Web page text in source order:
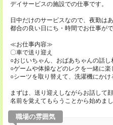
デイサービスの施設での仕事です。
日中だけのサービスなので、夜勤は
都合の良い日にち・時間でお仕事が
≪お仕事内容≫
〇車で送り迎え
○おじいちゃん、おばあちゃんの話し
○ゲームや体操などのレクを一緒に楽
○シーツを取り替えて、洗濯機にかけ
まずは、送り迎えしながらお話して
名前を覚えてもらうことから始めまし
職場の雰囲気